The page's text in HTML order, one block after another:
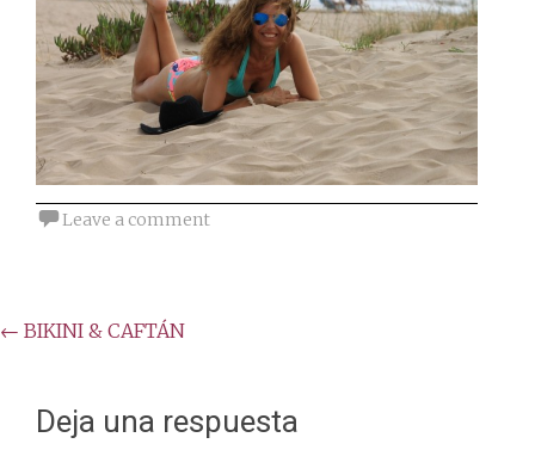
Leave a comment
Post
← BIKINI & CAFTÁN
Deja una respuesta